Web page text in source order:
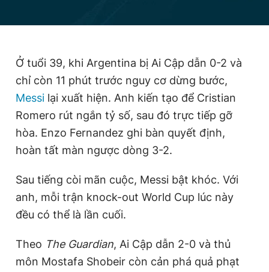
Hotline
0906 645 777
Liên hệ quảng cáo
0908 780 404
Đặt báo Quảng cáo RSS Tòa soạn Chính sách bảo
Tổng biên tập: Nguyễn Ngọc Toàn
Phó tổng biên tập: Trần Việt Hưng
Tổng thư ký tòa soạn: Đức Trung
Giấy phép xuất bản số 110/GP - BTTTT cấp ngày 24.3.2020
bản. Phát triển bởi ePi Technologies, JSC.
Ở tuổi 39, khi Argentina bị Ai Cập dẫn 0-2 và
chỉ còn 11 phút trước nguy cơ dừng bước,
Messi lại xuất hiện. Anh kiến tạo để Cristian
Romero rút ngắn tỷ số, sau đó trực tiếp gỡ
hòa. Enzo Fernandez ghi bàn quyết định,
hoàn tất màn ngược dòng 3-2.
Sau tiếng còi mãn cuộc, Messi bật khóc. Với
anh, mỗi trận knock-out World Cup lúc này
đều có thể là lần cuối.
Theo The Guardian, Ai Cập dẫn 2-0 và thủ
môn Mostafa Shobeir còn cản phá quả phạt